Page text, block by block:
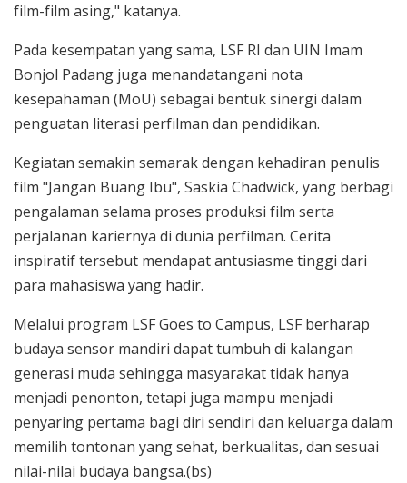
film-film asing," katanya.
Pada kesempatan yang sama, LSF RI dan UIN Imam
Bonjol Padang juga menandatangani nota
kesepahaman (MoU) sebagai bentuk sinergi dalam
penguatan literasi perfilman dan pendidikan.
Kegiatan semakin semarak dengan kehadiran penulis
film "Jangan Buang Ibu", Saskia Chadwick, yang berbagi
pengalaman selama proses produksi film serta
perjalanan kariernya di dunia perfilman. Cerita
inspiratif tersebut mendapat antusiasme tinggi dari
para mahasiswa yang hadir.
Melalui program LSF Goes to Campus, LSF berharap
budaya sensor mandiri dapat tumbuh di kalangan
generasi muda sehingga masyarakat tidak hanya
menjadi penonton, tetapi juga mampu menjadi
penyaring pertama bagi diri sendiri dan keluarga dalam
memilih tontonan yang sehat, berkualitas, dan sesuai
nilai-nilai budaya bangsa.(bs)